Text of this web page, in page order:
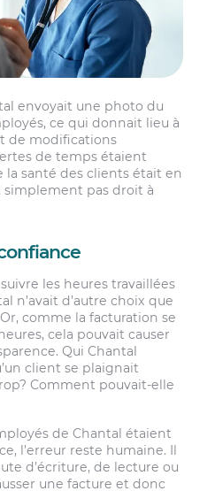
envoyait une photo du
ce qui donnait lieu à
de modifications
de temps étaient
la santé des clients était en
simplement pas droit à
les heures travaillées
n’avait d’autre choix que
comme la facturation se
cela pouvait causer
Qui Chantal
client se plaignait
Comment pouvait-elle
de Chantal étaient
l’erreur reste humaine. Il
d’écriture, de lecture ou
une facture et donc